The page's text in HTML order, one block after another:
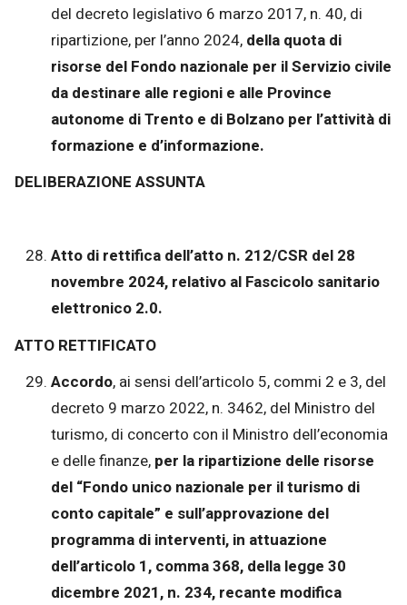
del decreto legislativo 6 marzo 2017, n. 40, di
ripartizione, per l’anno 2024, della quota di
risorse del Fondo nazionale per il Servizio civile
da destinare alle regioni e alle Province
autonome di Trento e di Bolzano per l’attività di
formazione e d’informazione.
DELIBERAZIONE ASSUNTA
Atto di rettifica dell’atto n. 212/CSR del 28
novembre 2024, relativo al Fascicolo sanitario
elettronico 2.0.
ATTO RETTIFICATO
Accordo, ai sensi dell’articolo 5, commi 2 e 3, del
decreto 9 marzo 2022, n. 3462, del Ministro del
turismo, di concerto con il Ministro dell’economia
e delle finanze, per la ripartizione delle risorse
del “Fondo unico nazionale per il turismo di
conto capitale” e sull’approvazione del
programma di interventi, in attuazione
dell’articolo 1, comma 368, della legge 30
dicembre 2021, n. 234, recante modifica